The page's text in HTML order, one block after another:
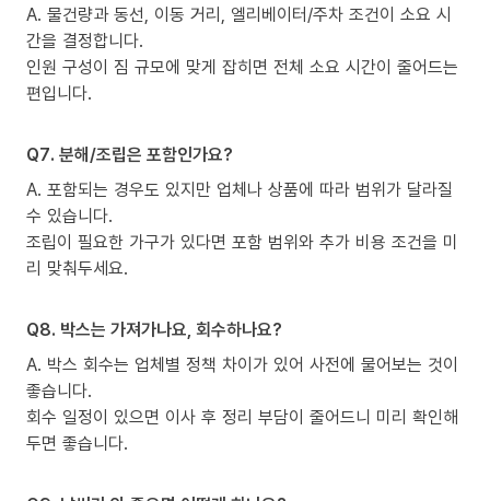
A. 물건량과 동선, 이동 거리, 엘리베이터/주차 조건이 소요 시
간을 결정합니다.
인원 구성이 짐 규모에 맞게 잡히면 전체 소요 시간이 줄어드는
편입니다.
Q7. 분해/조립은 포함인가요?
A. 포함되는 경우도 있지만 업체나 상품에 따라 범위가 달라질
수 있습니다.
조립이 필요한 가구가 있다면 포함 범위와 추가 비용 조건을 미
리 맞춰두세요.
Q8. 박스는 가져가나요, 회수하나요?
A. 박스 회수는 업체별 정책 차이가 있어 사전에 물어보는 것이
좋습니다.
회수 일정이 있으면 이사 후 정리 부담이 줄어드니 미리 확인해
두면 좋습니다.